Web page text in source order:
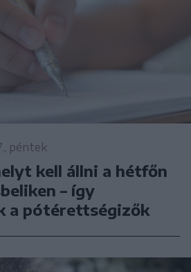
péntek
kell állni a hétfőn
– így
a pótérettségizők